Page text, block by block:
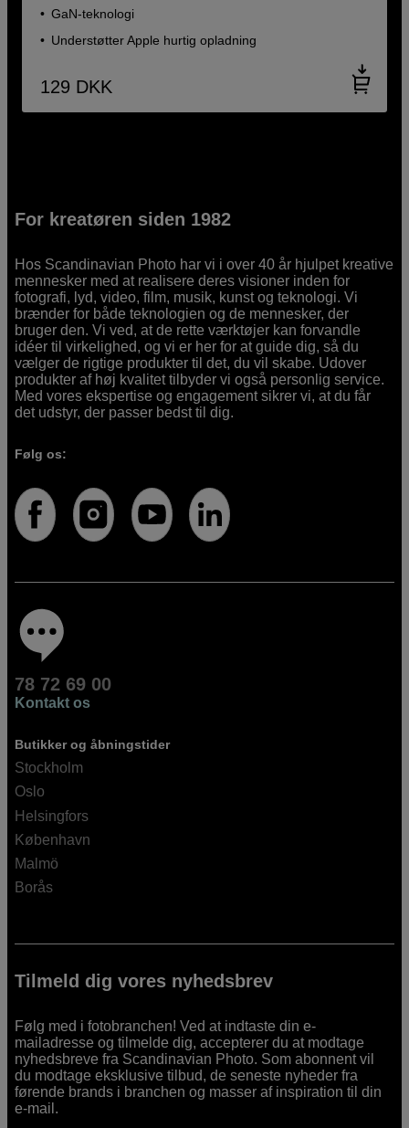
GaN-teknologi
Understøtter Apple hurtig opladning
129 DKK
For kreatøren siden 1982
Hos Scandinavian Photo har vi i over 40 år hjulpet kreative
mennesker med at realisere deres visioner inden for
fotografi, lyd, video, film, musik, kunst og teknologi. Vi
brænder for både teknologien og de mennesker, der
bruger den. Vi ved, at de rette værktøjer kan forvandle
idéer til virkelighed, og vi er her for at guide dig, så du
vælger de rigtige produkter til det, du vil skabe. Udover
produkter af høj kvalitet tilbyder vi også personlig service.
Med vores ekspertise og engagement sikrer vi, at du får
det udstyr, der passer bedst til dig.
Følg os:
78 72 69 00
Kontakt os
Butikker og åbningstider
Stockholm
Oslo
Helsingfors
København
Malmö
Borås
Tilmeld dig vores nyhedsbrev
Følg med i fotobranchen! Ved at indtaste din e-
mailadresse og tilmelde dig, accepterer du at modtage
nyhedsbreve fra Scandinavian Photo. Som abonnent vil
du modtage eksklusive tilbud, de seneste nyheder fra
førende brands i branchen og masser af inspiration til din
e-mail.